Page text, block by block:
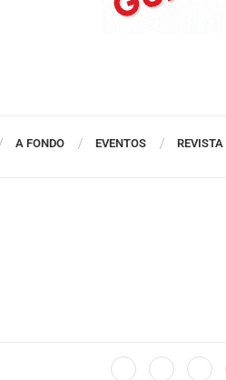
A FONDO EVENTOS REVISTA